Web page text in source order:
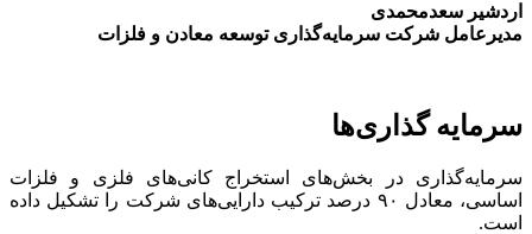
اردشیر سعدمحمدی
مدیرعامل شرکت سرمایه‌گذاری توسعه معادن و فلزات
سرمایه گذاری‌ها
سرمایه‌گذاری در بخش‌های استخراج کانی‌های فلزی و فلزات
اساسی، معادل ۹۰ درصد ترکیب دارایی‌های شرکت را تشکیل داده
است.